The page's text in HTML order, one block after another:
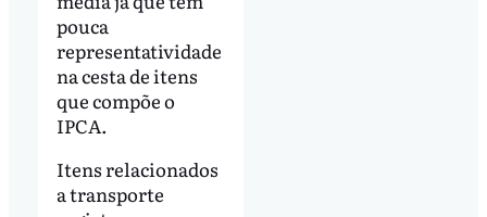
pouca
representatividade
na cesta de itens
que compõe o
IPCA.
Itens relacionados
a transporte